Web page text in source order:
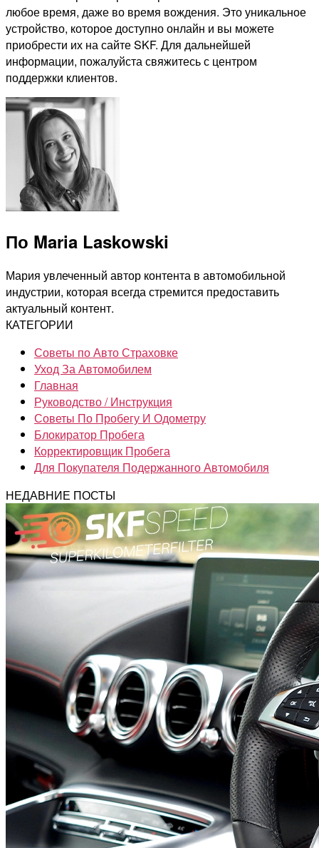
любое время, даже во время вождения. Это уникальное
устройство, которое доступно онлайн и вы можете
приобрести их на сайте SKF. Для дальнейшей
информации, пожалуйста свяжитесь с центром
поддержки клиентов.
По Maria Laskowski
Мария увлеченный автор контента в автомобильной
индустрии, которая всегда стремится предоставить
актуальный контент.
КАТЕГОРИИ
Советы по Авто Страховке
Уход За Автомобилем
Главная
Руководство / Инструкция
Советы По Пробегу И Одометру
Блокиратор Пробега
Корректировщик Пробега
Для Покупателя Подержанного Автомобиля
НЕДАВНИЕ ПОСТЫ